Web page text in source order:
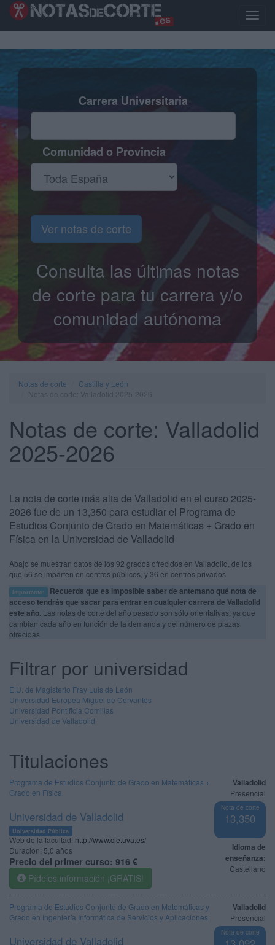
Pasar
Toggle
Carrera Universitaria
Comunidad o Provincia
Ver notas de corte
Consulta las últimas notas
de corte para tu carrera y/o
comunidad autónoma
Notas de corte
Castilla y León
Notas de corte: Valladolid
2025-2026
La nota de corte más alta de Valladolid en el curso 2025-
2026 fue de un 13,350 para estudiar el Programa de
Estudios Conjunto de Grado en Matemáticas + Grado en
Física en la Universidad de Valladolid
Abajo se muestran datos de los 92 grados ofrecidos en Valladolid, de los
que 56 se imparten en centros públicos, y 36 en centros privados
Importante:
Recuerda que es imposible saber de antemano qué nota de
acceso tendrás que sacar para entrar en cualquier carrera de Valladolid
este año. Las notas de corte del año pasado son sólo orientativas, ya que
cambian cada año en función de la demanda y del número de plazas
ofrecidas
Filtrar por universidad
E.U. de Magisterio Fray Luis de León
Universidad Europea Miguel de Cervantes
Universidad Pontificia Comillas
Universidad de Valladolid
Titulaciones
Valladolid
Presencial
Nota de corte
13,350
Idioma de
enseñanza:
Castellano
Programa de Estudios Conjunto de Grado en Matemáticas +
Grado en Física
Universidad de Valladolid
Universidad Pública
Web de la facultad: http://www.cie.uva.es/
Duración: 5,0 años
Precio del primer curso: 916 €
Pídeles información ¡GRATIS!
Valladolid
Presencial
Nota de corte
Programa de Estudios Conjunto de Grado en Matemáticas y
Grado en Ingeniería Informática de Servicios y Aplicaciones
Universidad de Valladolid